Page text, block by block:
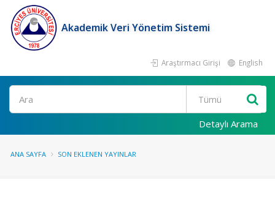
Akademik Veri Yönetim Sistemi
Araştırmacı Girişi English
Ara
Detaylı Arama
ANA SAYFA SON EKLENEN YAYINLAR